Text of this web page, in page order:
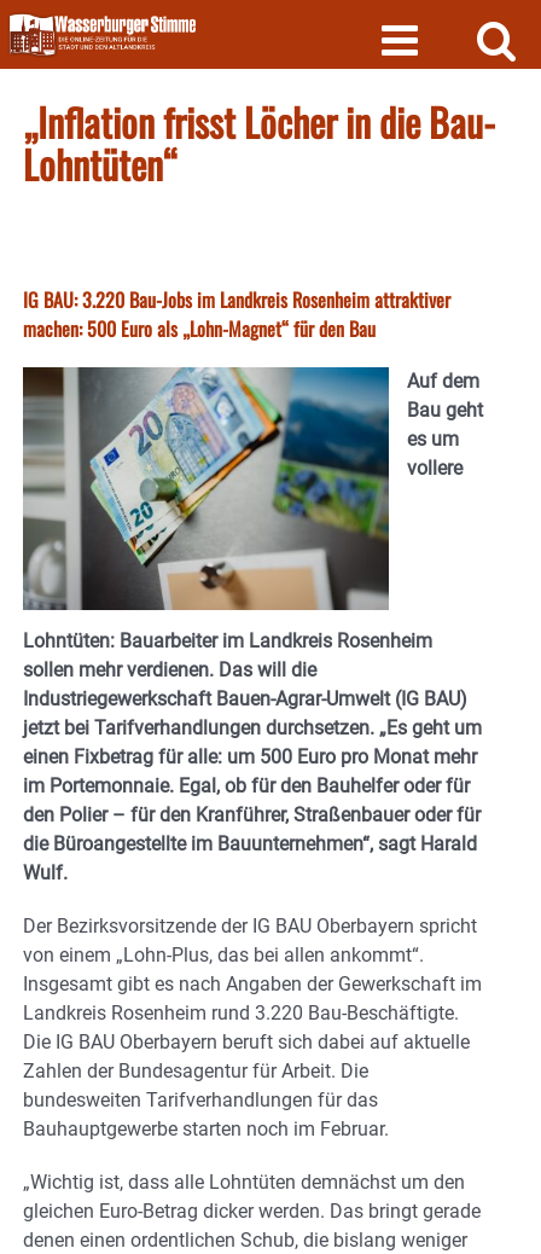
Skip
to
content
„Inflation frisst Löcher in die Bau-
Lohntüten“
IG BAU: 3.220 Bau-Jobs im Landkreis Rosenheim attraktiver
machen: 500 Euro als „Lohn-Magnet“ für den Bau
Auf dem
Bau geht
es um
vollere
Lohntüten: Bauarbeiter im Landkreis Rosenheim
sollen mehr verdienen. Das will die
Industriegewerkschaft Bauen-Agrar-Umwelt (IG BAU)
jetzt bei Tarifverhandlungen durchsetzen. „Es geht um
einen Fixbetrag für alle: um 500 Euro pro Monat mehr
im Portemonnaie. Egal, ob für den Bauhelfer oder für
den Polier – für den Kranführer, Straßenbauer oder für
die Büroangestellte im Bauunternehmen“, sagt Harald
Wulf.
Der Bezirksvorsitzende der IG BAU Oberbayern spricht
von einem „Lohn-Plus, das bei allen ankommt“.
Insgesamt gibt es nach Angaben der Gewerkschaft im
Landkreis Rosenheim rund 3.220 Bau-Beschäftigte.
Die IG BAU Oberbayern beruft sich dabei auf aktuelle
Zahlen der Bundesagentur für Arbeit. Die
bundesweiten Tarifverhandlungen für das
Bauhauptgewerbe starten noch im Februar.
„Wichtig ist, dass alle Lohntüten demnächst um den
gleichen Euro-Betrag dicker werden. Das bringt gerade
denen einen ordentlichen Schub, die bislang weniger